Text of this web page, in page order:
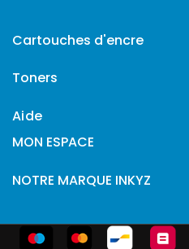
Cartouches d'encre
Toners
Aide
MON ESPACE
NOTRE MARQUE INKYZ